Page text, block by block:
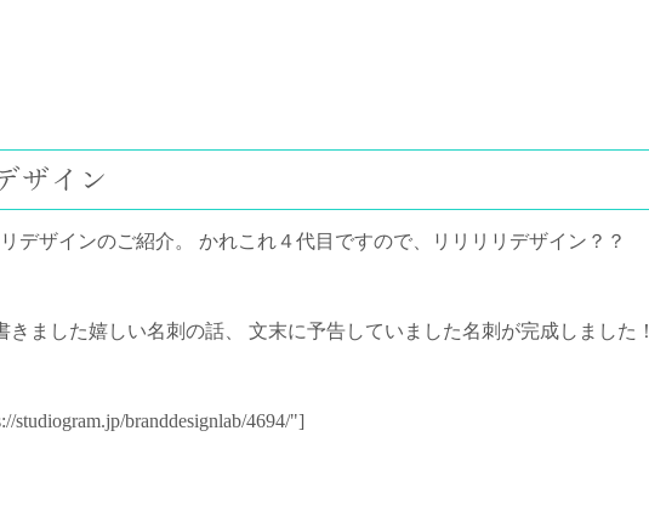
ザイン
デザインのご紹介。 かれこれ４代目ですので、リリリリデザイン？？
きました嬉しい名刺の話、 文末に予告していました名刺が完成しました！
studiogram.jp/branddesignlab/4694/"]